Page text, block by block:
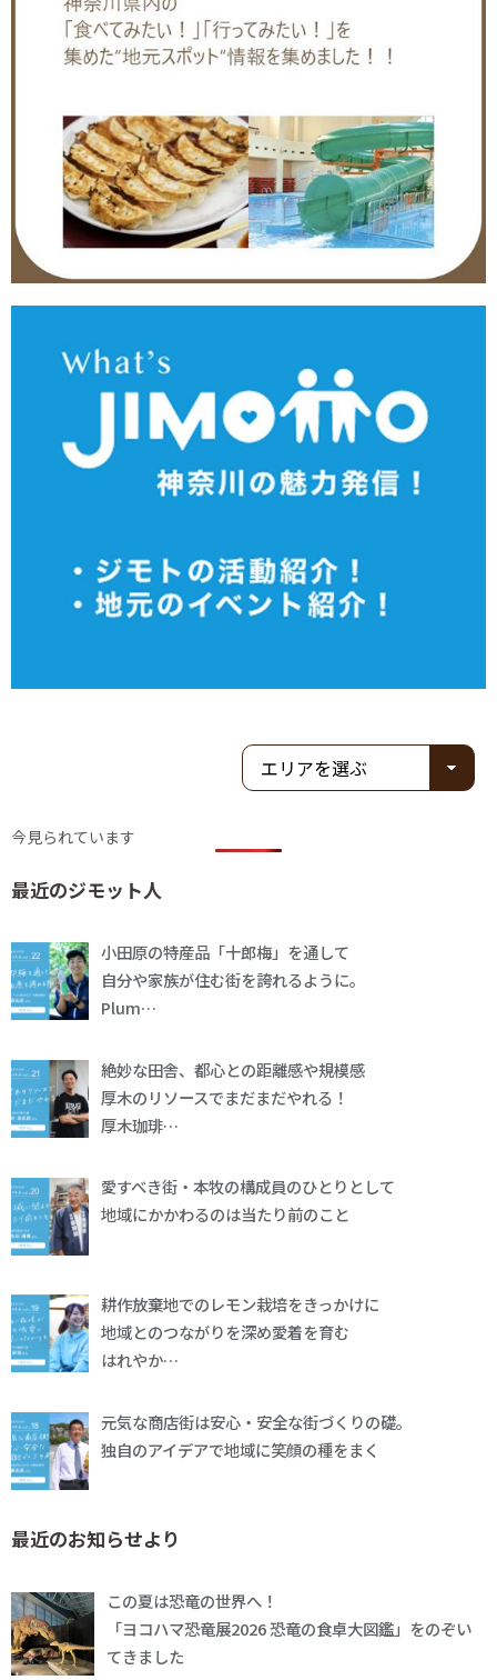
今見られています
最近のジモット人
小田原の特産品「十郎梅」を通して
自分や家族が住む街を誇れるように。
Plum…
絶妙な田舎、都心との距離感や規模感
厚木のリソースでまだまだやれる！
厚木珈琲…
愛すべき街・本牧の構成員のひとりとして
地域にかかわるのは当たり前のこと
耕作放棄地でのレモン栽培をきっかけに
地域とのつながりを深め愛着を育む
はれやか…
元気な商店街は安心・安全な街づくりの礎。
独自のアイデアで地域に笑顔の種をまく
最近のお知らせより
この夏は恐竜の世界へ！
「ヨコハマ恐竜展2026 恐竜の食卓大図鑑」をのぞい
てきました